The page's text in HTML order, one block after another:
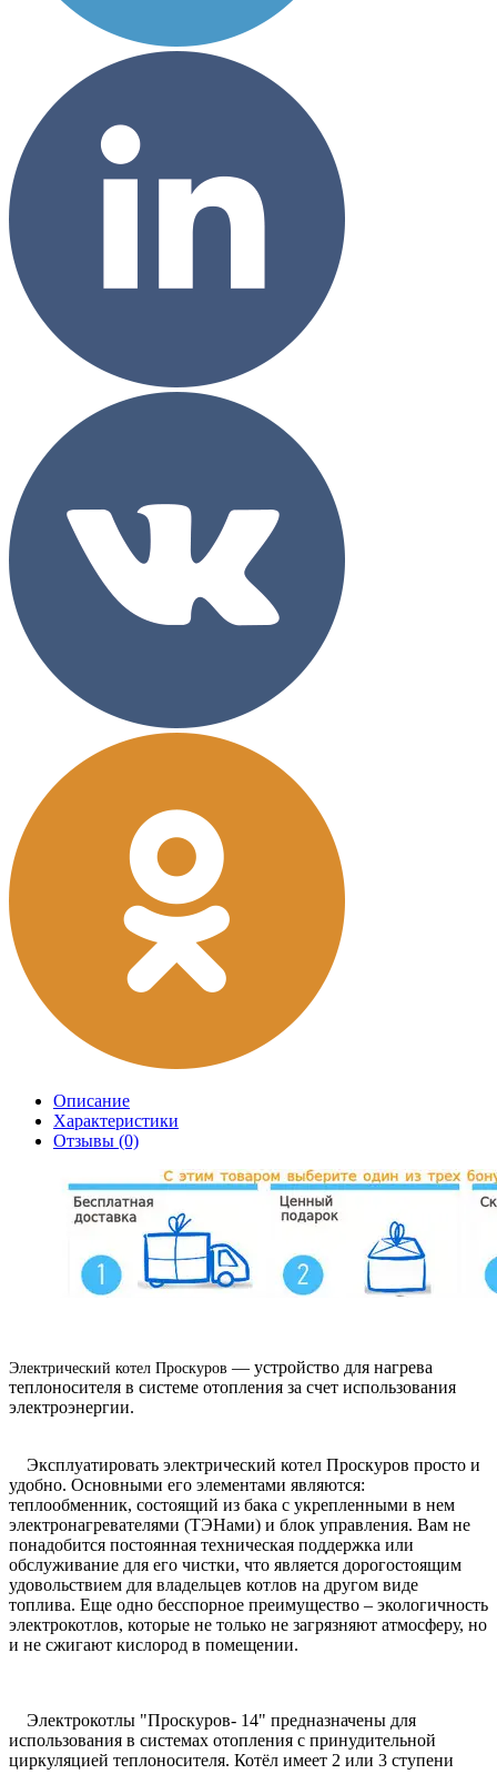
Описание
Характеристики
Отзывы (0)
Электрический котел Проскуров — устройство для нагрева
теплоносителя в системе отопления за счет использования
электроэнергии.
Эксплуатировать электрический котел Проскуров просто и
удобно. Основными его элементами являются:
теплообменник, состоящий из бака с укрепленными в нем
электронагревателями (ТЭНами) и блок управления. Вам не
понадобится постоянная техническая поддержка или
обслуживание для его чистки, что является дорогостоящим
удовольствием для владельцев котлов на другом виде
топлива. Еще одно бесспорное преимущество – экологичность
электрокотлов, которые не только не загрязняют атмосферу, но
и не сжигают кислород в помещении.
Электрокотлы "Проскуров- 14" предназначены для
использования в системах отопления с принудительной
циркуляцией теплоносителя. Котёл имеет 2 или 3 ступени